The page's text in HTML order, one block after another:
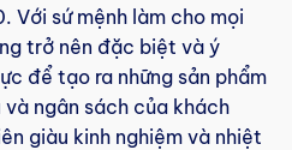
Với sứ mệnh làm cho mọi
trở nên đặc biệt và ý
để tạo ra những sản phẩm
ngân sách của khách
giàu kinh nghiệm và nhiệt